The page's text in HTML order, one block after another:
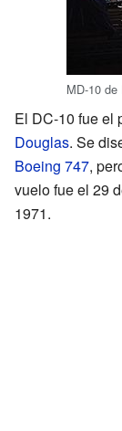
MD-10 de
El DC-10 fue el
Douglas. Se
Boeing 747,
vuelo fue el 29
1971.